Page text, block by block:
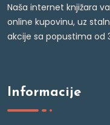
Naša internet knjižara
online kupovinu, uz
akcije sa popustima od
Informacije